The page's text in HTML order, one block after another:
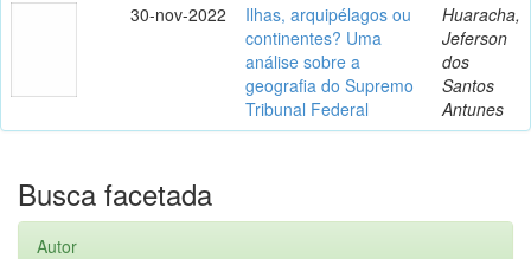
30-nov-2022
Ilhas, arquipélagos ou
continentes? Uma
análise sobre a
geografia do Supremo
Tribunal Federal
Huaracha,
Jeferson
dos
Santos
Antunes
Busca facetada
Autor